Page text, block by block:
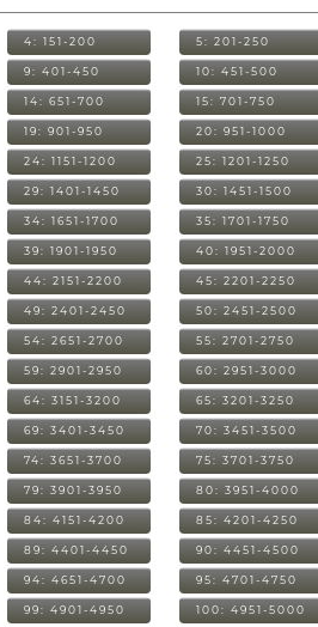
4: 151-200 5: 201-250
9: 401-450 10: 451-500
14: 651-700 15: 701-750
19: 901-950 20: 951-1000
24: 1151-1200 25: 1201-1250
29: 1401-1450 30: 1451-1500
34: 1651-1700 35: 1701-1750
39: 1901-1950 40: 1951-2000
44: 2151-2200 45: 2201-2250
49: 2401-2450 50: 2451-2500
54: 2651-2700 55: 2701-2750
59: 2901-2950 60: 2951-3000
64: 3151-3200 65: 3201-3250
69: 3401-3450 70: 3451-3500
74: 3651-3700 75: 3701-3750
79: 3901-3950 80: 3951-4000
84: 4151-4200 85: 4201-4250
89: 4401-4450 90: 4451-4500
94: 4651-4700 95: 4701-4750
99: 4901-4950 100: 4951-5000